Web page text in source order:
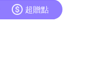
超贈點